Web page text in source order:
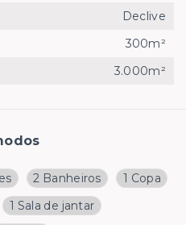
2 Banheiros
1 Copa
1 Sala de jantar
Declive
300m²
3.000m²